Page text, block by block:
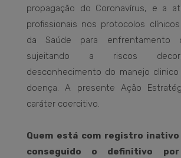
propagação do Coronavírus, e a
profissionais nos protocolos
da Saúde para enfrentamento
sujeitando a riscos
desconhecimento do manejo
doença. A presente Ação
caráter coercitivo.
Quem está com registro
conseguido o definitivo